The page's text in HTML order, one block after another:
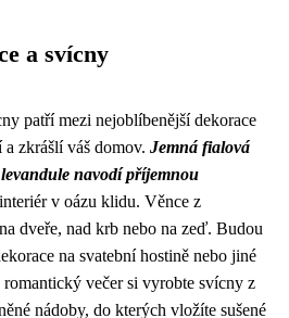
a svícny
patří mezi nejoblíbenější dekorace
zkrášlí váš domov. Jemná fialová
navodí příjemnou
v oázu klidu. Věnce z
dveře, nad krb nebo na zeď. Budou
na svatební hostině nebo jiné
večer si vyrobte svícny z
nádoby, do kterých vložíte sušené